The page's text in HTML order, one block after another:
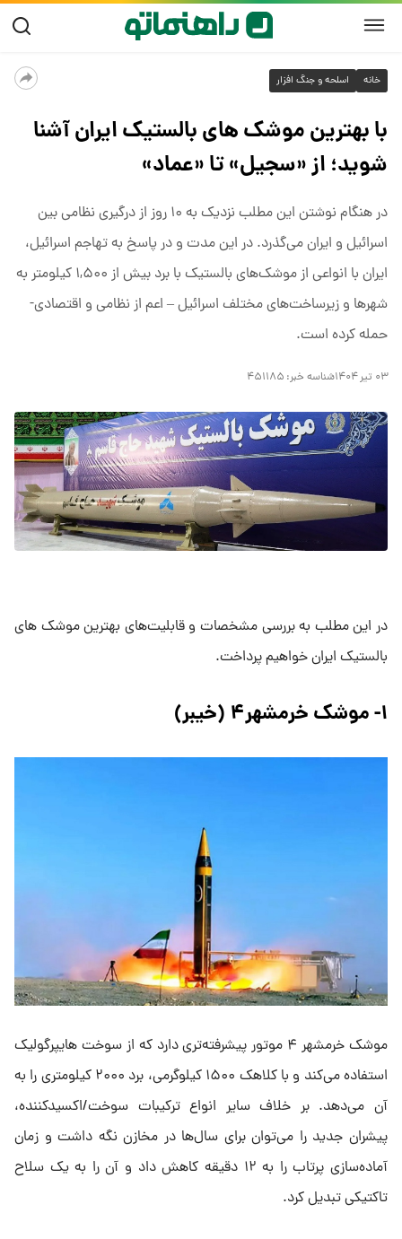
خانه اسلحه و جنگ افزار
با بهترین موشک‌ های بالستیک ایران آشنا
شوید؛ از «سجیل» تا «عماد»
در هنگام نوشتن این مطلب نزدیک به ۱۰ روز از درگیری نظامی بین
اسرائیل و ایران می‌گذرد. در این مدت و در پاسخ به تهاجم اسرائیل،
ایران با انواعی از موشک‌های بالستیک با برد بیش از ۱,۵۰۰ کیلومتر به
شهرها و زیرساخت‌های مختلف اسرائیل – اعم از نظامی و اقتصادی-
حمله کرده است.
۰۳ تیر ۱۴۰۴ شناسه خبر: ۴۵۱۱۸۵
در این مطلب به بررسی مشخصات و قابلیت‌های بهترین موشک های
بالستیک ایران خواهیم پرداخت.
۱- موشک خرمشهر۴ (خیبر)
موشک خرمشهر ۴ موتور پیشرفته‌تری دارد که از سوخت هایپرگولیک
استفاده می‌کند و با کلاهک ۱۵۰۰ کیلوگرمی، برد ۲۰۰۰ کیلومتری را به
آن می‌دهد. بر خلاف سایر انواع ترکیبات سوخت/اکسیدکننده،
پیشران جدید را می‌توان برای سال‌ها در مخازن نگه داشت و زمان
آماده‌سازی پرتاب را به ۱۲ دقیقه کاهش داد و آن را به یک سلاح
تاکتیکی تبدیل کرد.